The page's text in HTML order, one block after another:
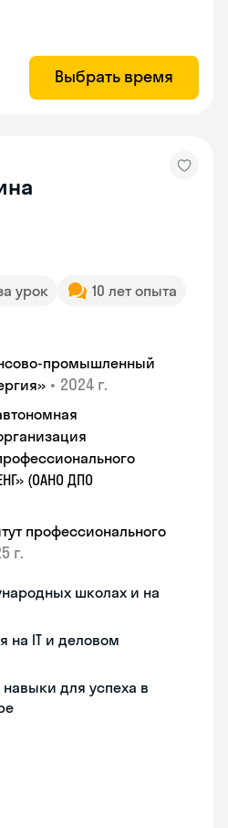
Выбрать время
урок
10 лет опыта
промышленный
• 2024 г.
(ОАНО ДПО
профессионального
г.
школах и на
на IT и деловом
навыки для успеха в